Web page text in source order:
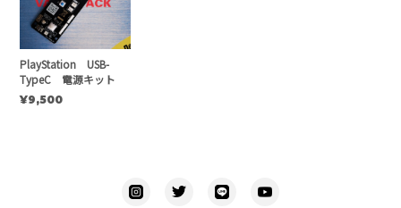
PlayStation USB-
TypeC 電源キット
¥9,500